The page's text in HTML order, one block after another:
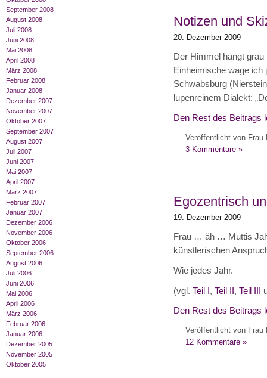
September 2008
August 2008
Juli 2008
Juni 2008
Mai 2008
April 2008
März 2008
Februar 2008
Januar 2008
Dezember 2007
November 2007
Oktober 2007
September 2007
August 2007
Juli 2007
Juni 2007
Mai 2007
April 2007
März 2007
Februar 2007
Januar 2007
Dezember 2006
November 2006
Oktober 2006
September 2006
August 2006
Juli 2006
Juni 2006
Mai 2006
April 2006
März 2006
Februar 2006
Januar 2006
Dezember 2005
November 2005
Oktober 2005
Notizen und
20. Dezember 2009
Der Himmel hängt
Einheimische wage ich
Schwabsburg
lupenreinem Dialekt:
Den Rest des Beitrags
Veröffentlicht von Frau
3 Kommentare »
Egozentrisch
19. Dezember 2009
Frau … äh … Muttis
künstlerischen
Wie jedes Jahr.
(vgl. Teil I, Teil II, Teil III
Den Rest des Beitrags
Veröffentlicht von Frau
12 Kommentare »